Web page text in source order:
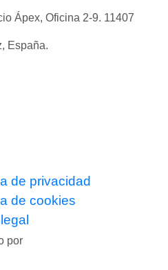
Ápex, Oficina 2-9. 11407
España.
de privacidad
de cookies
por